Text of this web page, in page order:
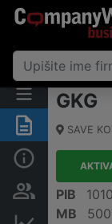
Rezime
Vlasnička
GKG
SAVE
PIB
MB